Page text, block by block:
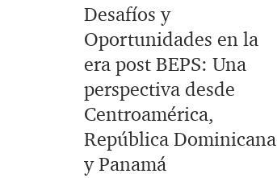
Desafíos y
Oportunidades en la
era post BEPS: Una
perspectiva desde
Centroamérica,
República Dominicana
y Panamá